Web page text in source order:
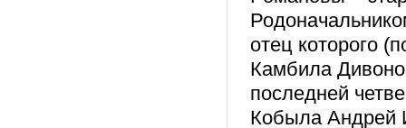
отец которого
Камбила
последней
Кобыла Андрей